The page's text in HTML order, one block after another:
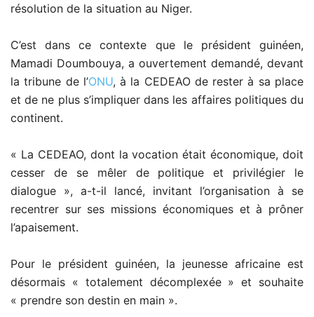
résolution de la situation au Niger.
C’est dans ce contexte que le président guinéen,
Mamadi Doumbouya, a ouvertement demandé, devant
la tribune de l’ONU, à la CEDEAO de rester à sa place
et de ne plus s’impliquer dans les affaires politiques du
continent.
« La CEDEAO, dont la vocation était économique, doit
cesser de se mêler de politique et privilégier le
dialogue », a-t-il lancé, invitant l’organisation à se
recentrer sur ses missions économiques et à prôner
l’apaisement.
Pour le président guinéen, la jeunesse africaine est
désormais « totalement décomplexée » et souhaite
« prendre son destin en main ».